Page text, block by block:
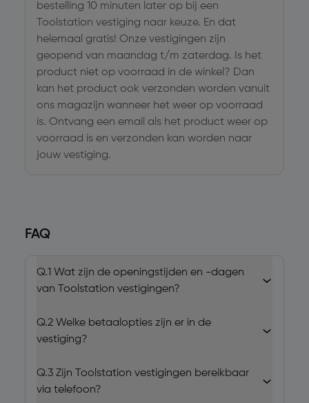
bestelling 10 minuten later op bij een
Toolstation vestiging naar keuze. En dat
helemaal gratis! Onze vestigingen zijn
geopend van maandag t/m zaterdag. Is het
product niet op voorraad in de winkel? Dan
kan het product ook verzonden worden vanuit
ons magazijn wanneer het weer op voorraad
is. Ontvang een email als het product weer op
voorraad is en verzonden kan worden naar
jouw vestiging.
FAQ
Q.1 Wat zijn de openingstijden en -dagen
van Toolstation vestigingen?
Q.2 Welke betaalopties zijn er in de
vestiging?
Q.3 Zijn Toolstation vestigingen bereikbaar
via telefoon?